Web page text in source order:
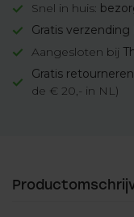
Snel in huis:
Gratis verzending
Aangesloten bij
Gratis retourneren
de € 20,- in NL)